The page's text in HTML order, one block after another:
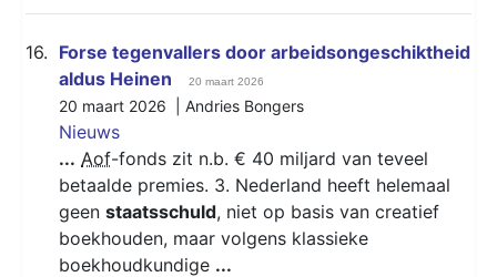
16. Forse tegenvallers door arbeidsongeschiktheid
aldus Heinen
20 maart 2026
20 maart 2026 | Andries Bongers
Nieuws
... Aof-fonds zit n.b. € 40 miljard van teveel
betaalde premies. 3. Nederland heeft helemaal
geen staatsschuld, niet op basis van creatief
boekhouden, maar volgens klassieke
boekhoudkundige ...